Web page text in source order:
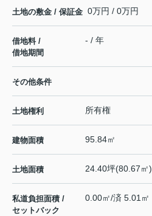
土地の敷金 / 保証金 0万円 / 0万円
借地料 /
借地期間
- / 年
その他条件
土地権利 所有権
建物面積 95.84㎡
土地面積 24.40坪(80.67㎡)
私道負担面積 /
セットバック
0.00㎡/済 5.01㎡